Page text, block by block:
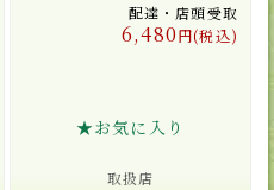
配達・店頭受取
6,480円(税込)
★お気に入り
取扱店